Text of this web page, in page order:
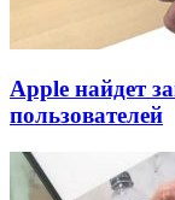
Apple найдет
пользователей